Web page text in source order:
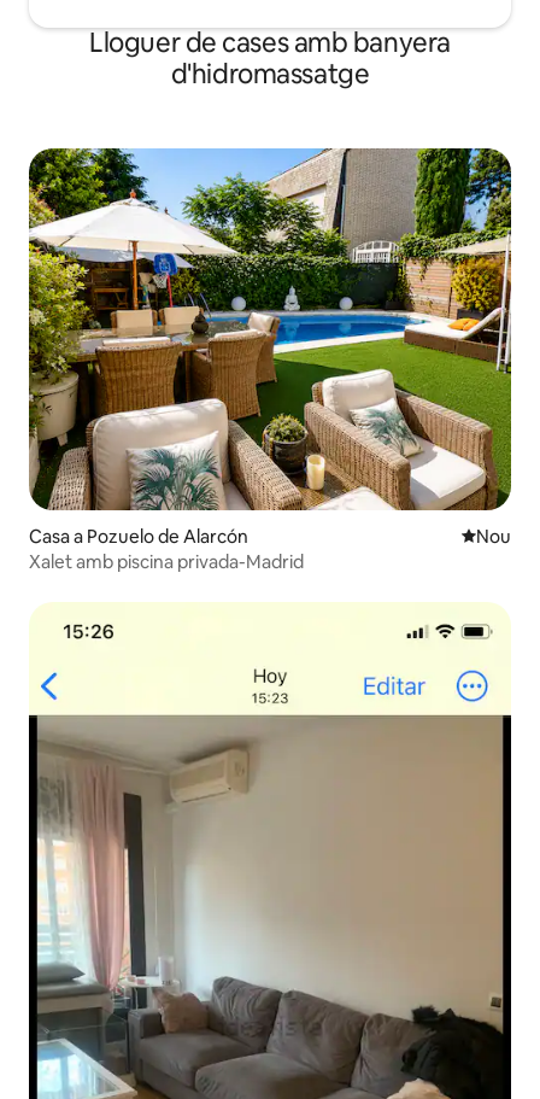
Lloguer de cases amb banyera
d'hidromassatge
Casa a Pozuelo de Alarcón
Nou
Xalet amb piscina privada-Madrid